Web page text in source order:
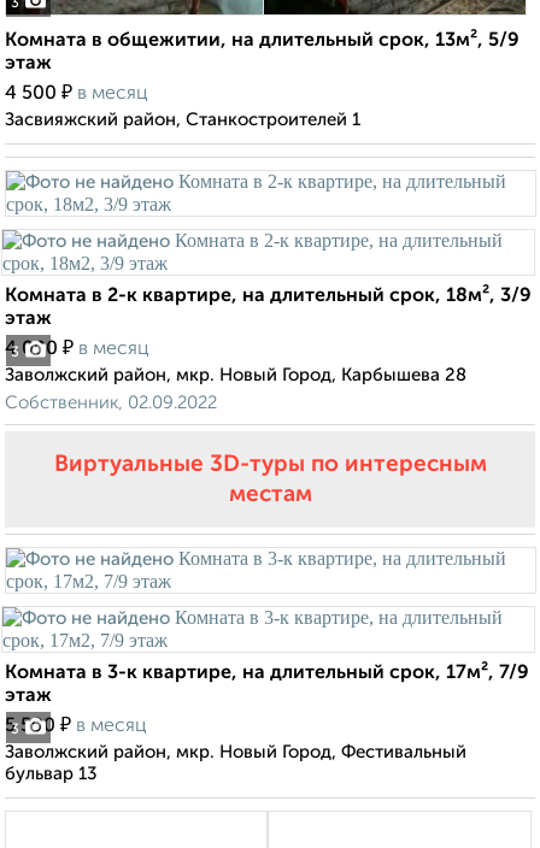
3
Комната в общежитии, на длительный срок, 13м², 5/9
этаж
4 500 ₽ в месяц
Засвияжский район, Станкостроителей 1
3
Комната в 2-к квартире, на длительный срок, 18м², 3/9
этаж
4 000 ₽ в месяц
Заволжский район, мкр. Новый Город, Карбышева 28
Собственник, 02.09.2022
Виртуальные 3D-туры по интересным
местам
3
Комната в 3-к квартире, на длительный срок, 17м², 7/9
этаж
5 500 ₽ в месяц
Заволжский район, мкр. Новый Город, Фестивальный
бульвар 13